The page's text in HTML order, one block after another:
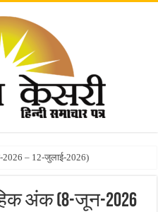
2026 – 12-जुलाई-2026)
– 28-जून-2026)
अंक (8-जून-2026